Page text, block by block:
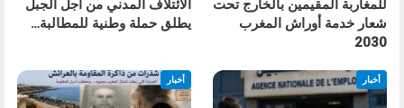
للمغاربة المقيمين بالخارج تحت
شعار خدمة أوراش المغرب
2030
الائتلاف المدني من أجل الجبل
يطلق حملة وطنية للمطالبة…
أخبار أخبار